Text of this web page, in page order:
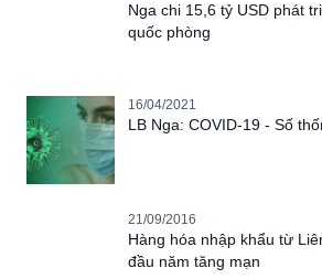
Nga chi 15,6 tỷ USD phát
quốc phòng
16/04/2021
LB Nga: COVID-19 - Số
21/09/2016
Hàng hóa nhập khẩu từ
đầu năm tăng mạn